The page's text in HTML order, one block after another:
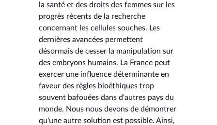
la santé et des droits des femmes sur les
progrès récents de la recherche
concernant les cellules souches. Les
dernières avancées permettent
désormais de cesser la manipulation sur
des embryons humains. La France peut
exercer une influence déterminante en
faveur des règles bioéthiques trop
souvent bafouées dans d'autres pays du
monde. Nous nous devons de démontrer
qu'une autre solution est possible. Ainsi,